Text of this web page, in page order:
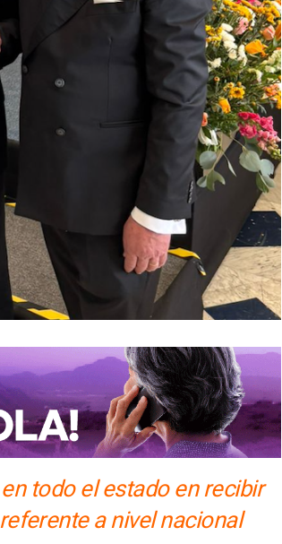
todo el estado en recibir
a nivel nacional